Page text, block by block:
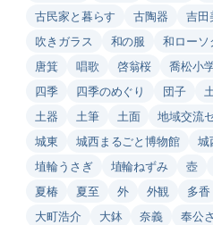
古民家と暮らす
古陶器 吉田
吹きガラス
和の服 和ローソ
唐箕
唱歌 啓翁桜 喬松小
四季
四季のめぐり 団子
土器
土筆 土面 地域交流
城東
城西まるごと博物館 城
埴輪うさぎ
埴輪ねずみ 壺
夏椿
夏至 外 外観 多香
大町浩介
大鉢 奈義 奉公